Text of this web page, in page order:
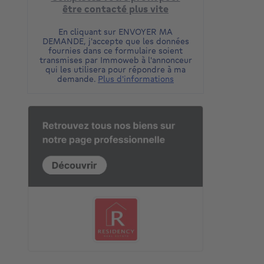
être contacté plus vite
En cliquant sur ENVOYER MA
DEMANDE, j'accepte que les données
fournies dans ce formulaire soient
transmises par Immoweb à l'annonceur
qui les utilisera pour répondre à ma
demande. Plus d'informations